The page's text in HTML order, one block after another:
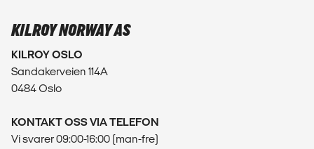
KILROY NORWAY AS
KILROY OSLO
Sandakerveien 114A
0484 Oslo
KONTAKT OSS VIA TELEFON
Vi svarer 09:00-16:00 (man-fre)